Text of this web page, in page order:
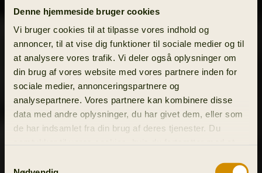
Denne hjemmeside bruger cookies
Vi bruger cookies til at tilpasse vores indhold og
annoncer, til at vise dig funktioner til sociale medier og til
at analysere vores trafik. Vi deler også oplysninger om
din brug af vores website med vores partnere inden for
sociale medier, annonceringspartnere og
analysepartnere. Vores partnere kan kombinere disse
data med andre oplysninger, du har givet dem, eller som
de har indsamlet fra din brug af deres tjenester. Du